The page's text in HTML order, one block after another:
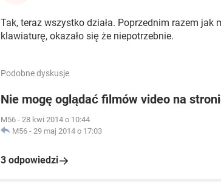
Tak, teraz wszystko działa. Poprzednim razem jak
klawiaturę, okazało się że niepotrzebnie.
Podobne dyskusje
Nie mogę oglądać filmów video na
M56 - 28 kwi 2014 o 10:44
M56 - 29 maj 2014 o 17:03
3 odpowiedzi